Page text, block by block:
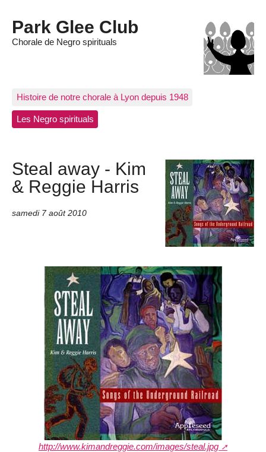
Park Glee Club
Chorale de Negro spirituals
Histoire de notre chorale à Lyon depuis 1948
Les Negro spirituals
Steal away - Kim
& Reggie Harris
samedi 7 août 2010
http://www.kimandreggie.com/images/steal.jpg